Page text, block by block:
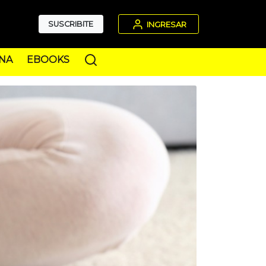
SUSCRIBITE INGRESAR
EBOOKS